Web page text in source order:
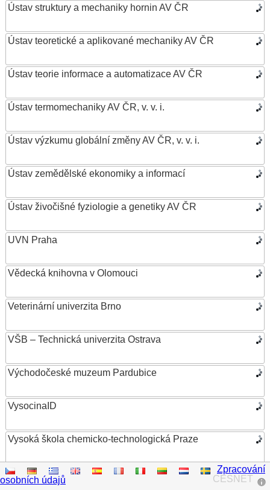
Ústav struktury a mechaniky hornin AV ČR
Ústav teoretické a aplikované mechaniky AV ČR
Ústav teorie informace a automatizace AV ČR
Ústav termomechaniky AV ČR, v. v. i.
Ústav výzkumu globální změny AV ČR, v. v. i.
Ústav zemědělské ekonomiky a informací
Ústav živočišné fyziologie a genetiky AV ČR
UVN Praha
Vědecká knihovna v Olomouci
Veterinární univerzita Brno
VŠB – Technická univerzita Ostrava
Východočeské muzeum Pardubice
VysocinaID
Vysoká škola chemicko-technologická Praze
Vysoká škola ekonomická v Praze
CESNET
Zpracování
osobních údajů